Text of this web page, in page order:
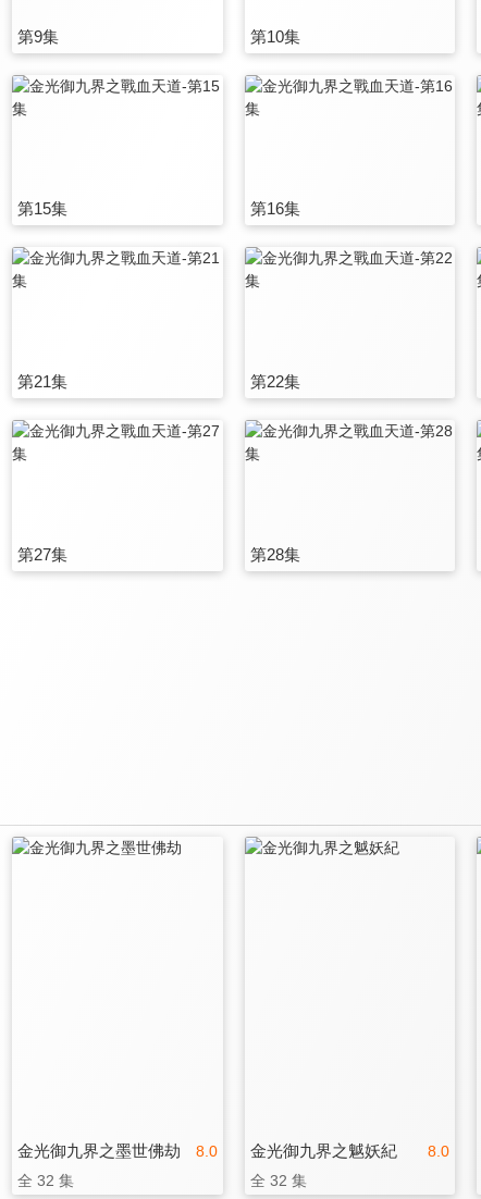
第9集 第10集
第15集 第16集
第21集 第22集
第27集 第28集
8.0
金光御九界之墨世佛劫
全 32 集
8.0
金光御九界之魆妖紀
全 32 集